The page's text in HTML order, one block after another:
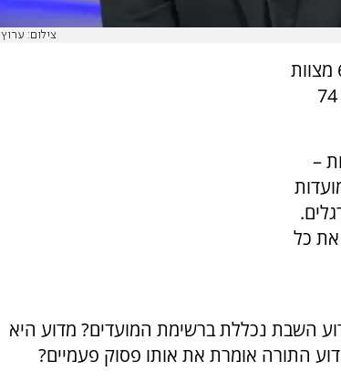
צילום: ערוץ 7
פרשת אמור היא השנייה בתורה בהיקף המצוות – 63 מצוות
מתוך תרי"ג, כאשר רק פרשת כי תצא עולה עליה עם 74
–
כל
השבת נכללת ברשימת המועדים? מדוע היא
התורה אומרת את אותו פסוק פעמיים?